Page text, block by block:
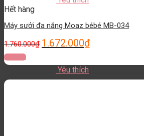
Hết hàng
Máy sưởi đa năng Moaz bébé MB-034
1.760.000₫ 1.672.000₫
Đọc tiếp
Yêu thích